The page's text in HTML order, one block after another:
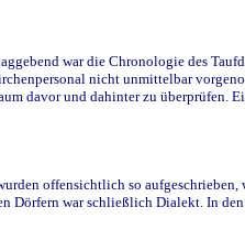
war die Chronologie des
nicht unmittelbar
davor und dahinter zu überprüfen.
offensichtlich so
Dörfern war schließlich Dialekt. In